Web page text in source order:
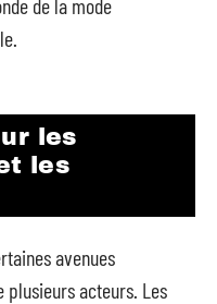
de la mode
les
les
avenues
plusieurs acteurs. Les